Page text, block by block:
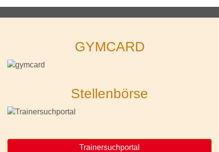
GYMCARD
Stellenbörse
Trainersuchportal